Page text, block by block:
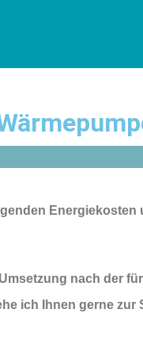
Energiekosten
nach der
ich Ihnen gerne zur